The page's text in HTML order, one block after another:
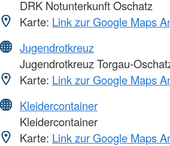
DRK Notunterkunft Oschatz
Karte: Link zur Google Maps
Jugendrotkreuz
Jugendrotkreuz Torgau-
Karte: Link zur Google Maps
Kleidercontainer
Kleidercontainer
Karte: Link zur Google Maps